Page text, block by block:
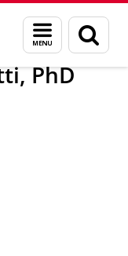
Menu
en
zoeken
PhD
PhD